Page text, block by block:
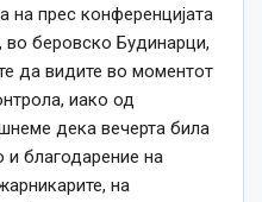
на прес конференцијата
беровско Будинарци,
да видите во моментот
иако од
дека вечерта била
и благодарение на
на